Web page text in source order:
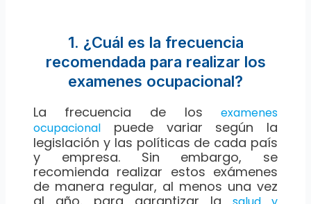
1. ¿Cuál es la frecuencia
recomendada para realizar los
examenes ocupacional?
La frecuencia de losexamenes
ocupacionalpuede variar según la
legislación y las políticas de cada país
y empresa. Sin embargo, se
recomienda realizar estos exámenes
de manera regular, al menos una vez